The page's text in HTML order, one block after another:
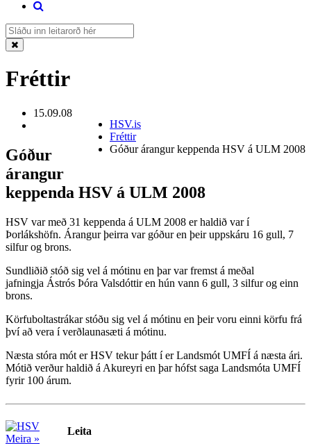
Fréttir
HSV.is
Fréttir
Góður árangur keppenda HSV á ULM 2008
15.09.08
Góður
árangur
keppenda HSV á ULM 2008
HSV var með 31 keppenda á ULM 2008 er haldið var í
Þorlákshöfn. Árangur þeirra var góður en þeir uppskáru 16 gull, 7
silfur og brons.
Sundliðið stóð sig vel á mótinu en þar var fremst á meðal
jafningja Ástrós Þóra Valsdóttir en hún vann 6 gull, 3 silfur og einn
brons.
Körfuboltastrákar stóðu sig vel á mótinu en þeir voru einni körfu frá
því að vera í verðlaunasæti á mótinu.
Næsta stóra mót er HSV tekur þátt í er Landsmót UMFÍ á næsta ári.
Mótið verður haldið á Akureyri en þar hófst saga Landsmóta UMFÍ
fyrir 100 árum.
Leita
Meira »